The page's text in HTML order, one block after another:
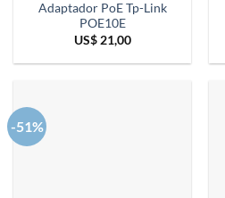
Adaptador PoE Tp-Link
POE10E
US$21,00
-51%